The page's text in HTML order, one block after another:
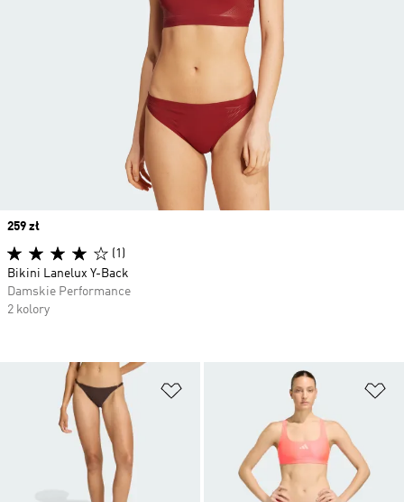
Dodaj do listy życzeń
Price
259 zł
(1)
Bikini Lanelux Y-Back
Damskie Performance
2 kolory